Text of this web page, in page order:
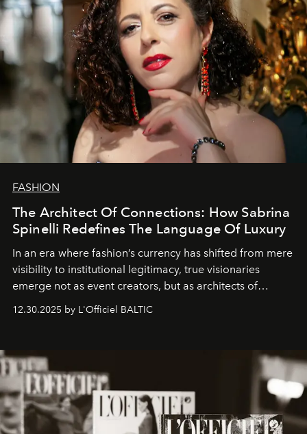
FASHION
The Architect Of Connections: How Sabrina
Spinelli Redefines The Language Of Luxury
In an era where fashion’s currency has shifted from mere
visibility to institutional legitimacy, true visionaries
emerge not as event creators, but as architects of
ecosystems.
Sabrina Spinelli
brand strategist with three decades of mastery in luxury,
framework where creativity, commerce, and culture
converge with surgical precision.
12.30.2025 by L'Officiel BALTIC